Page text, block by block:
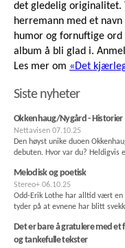
det gledelig originalitet.
herremann med et
humor og fornuftige
album å bli glad i.
Les mer om «Det
Siste nyheter
Okkenhaug/Nygård - Historier
Nettavisen 07.10.25
Den høyst unike duoen
debuten. Hvor var du? Heldigvis
Melodisk og poetisk
Stereo+ 06.10.25
Odd-Erik Lothe har alltid vært
tyder på at evnene har blitt
Det er bare å gratulere med
og tankefulle tekster